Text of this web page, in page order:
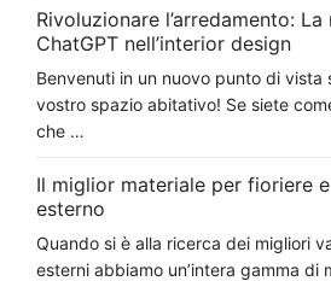
Rivoluzionare l’arredamento: La
ChatGPT nell’interior design
Benvenuti in un nuovo punto di vista
vostro spazio abitativo! Se siete
che …
Il miglior materiale per fioriere
esterno
Quando si è alla ricerca dei migliori
esterni abbiamo un’intera gamma di